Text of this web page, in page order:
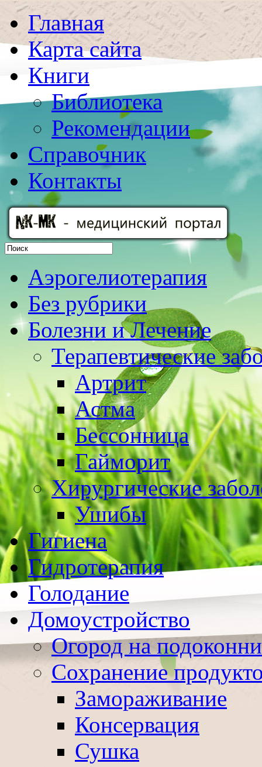
Главная
Карта сайта
Книги
Библиотека
Рекомендации
Справочник
Контакты
Аэрогелиотерапия
Без рубрики
Болезни и Лечение
Терапевтические
Артрит
Астма
Бессонница
Гайморит
Хирургические
Ушибы
Гигиена
Гидротерапия
Голодание
Домоустройство
Огород на
Сохранение
Замораживание
Консервация
Сушка